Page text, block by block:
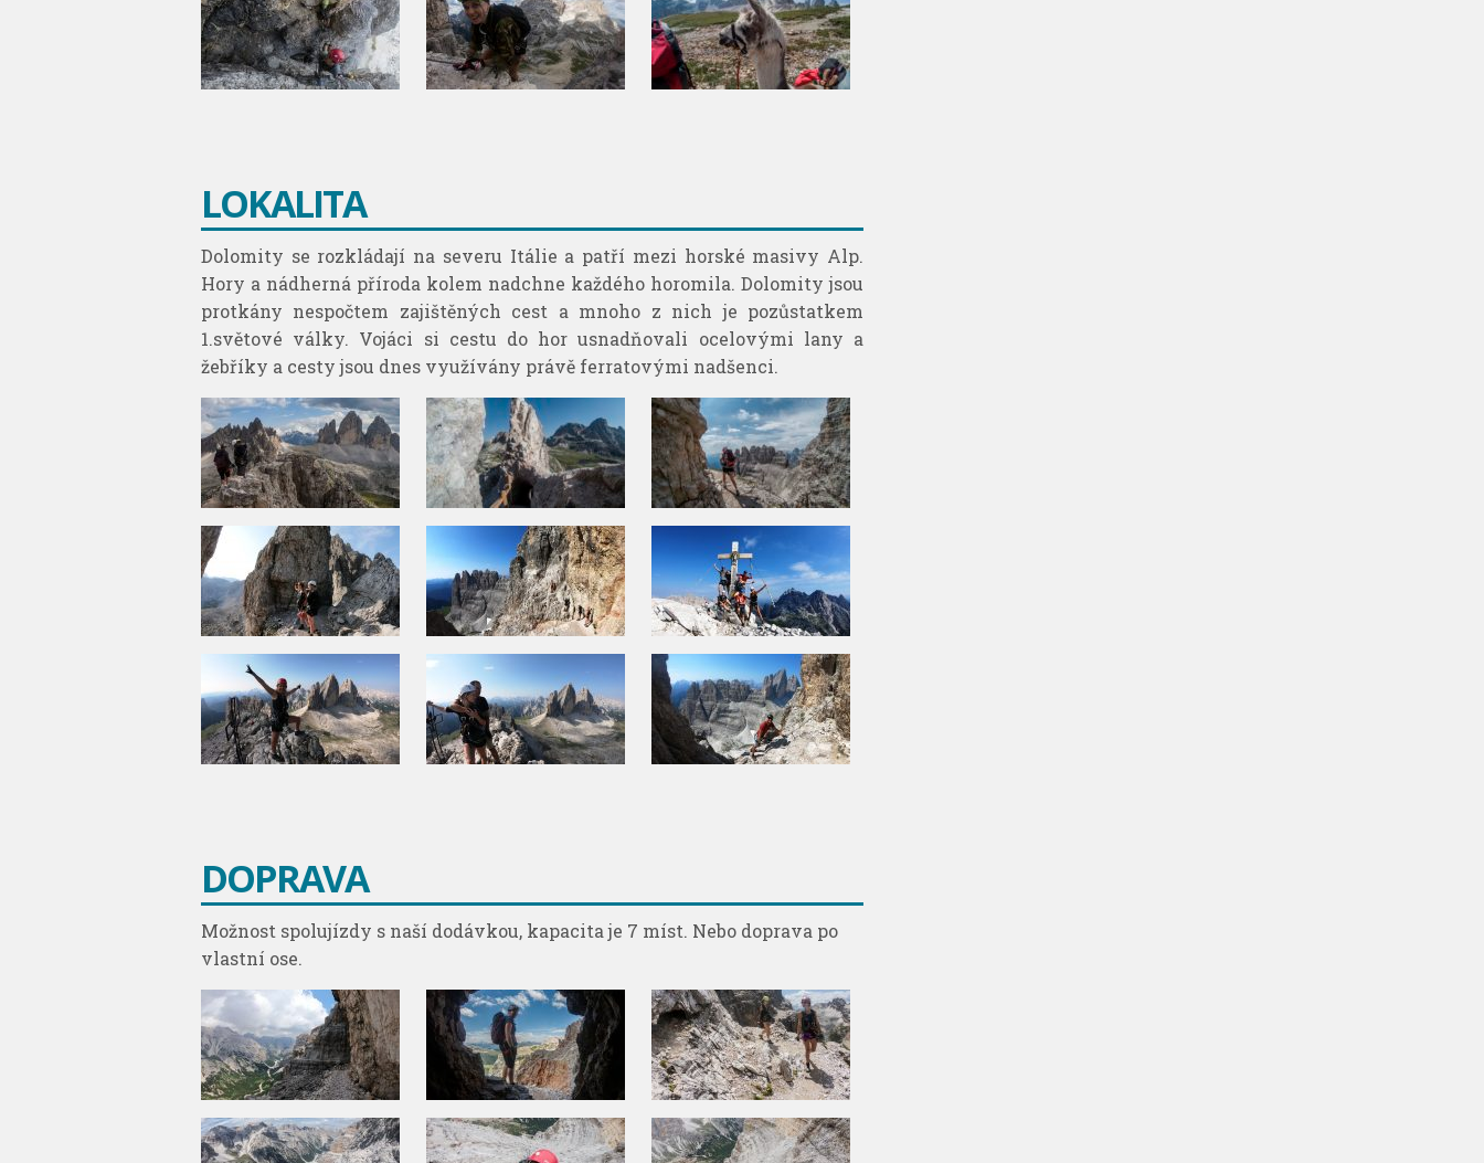
LOKALITA
Dolomity se rozkládají na severu Itálie a patří mezi horské masivy Alp.
Hory a nádherná příroda kolem nadchne každého horomila. Dolomity jsou
protkány nespočtem zajištěných cest a mnoho z nich je pozůstatkem
1.světové války. Vojáci si cestu do hor usnadňovali ocelovými lany a
žebříky a cesty jsou dnes využívány právě ferratovými nadšenci.
DOPRAVA
Možnost spolujízdy s naší dodávkou, kapacita je 7 míst. Nebo doprava po
vlastní ose.